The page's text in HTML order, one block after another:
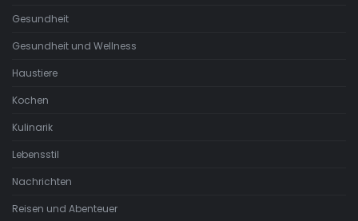
Gesundheit
Gesundheit und Wellness
Haustiere
Kochen
Kulinarik
Lebensstil
Nachrichten
Reisen und Abenteuer